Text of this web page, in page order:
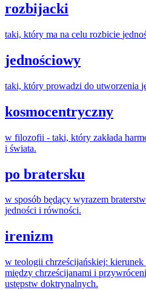
rozbijacki
taki, który ma na celu rozbicie
jednościowy
taki, który prowadzi do utworzenia
kosmocentryczny
w filozofii - taki, który zakłada
i świata.
po bratersku
w sposób będący wyrazem
jedności i równości.
irenizm
w teologii chrześcijańskiej:
między chrześcijanami i
ustępstw doktrynalnych.